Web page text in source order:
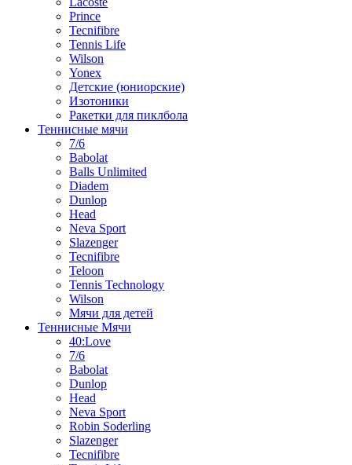
Prince
Tecnifibre
Tennis Life
Wilson
Yonex
Детские (юниорские)
Изотоники
Ракетки для пиклбола
Теннисные мячи
7/6
Babolat
Balls Unlimited
Diadem
Dunlop
Head
Neva Sport
Slazenger
Tecnifibre
Teloon
Tennis Technology
Wilson
Мячи для детей
Теннисные Мячи
40:Love
7/6
Babolat
Dunlop
Head
Neva Sport
Robin Soderling
Slazenger
Tecnifibre